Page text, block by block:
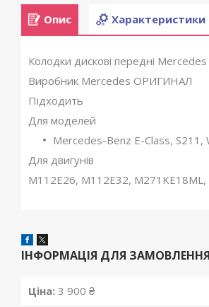
Опис Характеристики
Колодки дискові передні
Виробник Mercedes ОРИГИНАЛ
Підходить
Для моделей
Mercedes-Benz E-Class, S211,
Для двигунів
M112E26, M112E32,
ІНФОРМАЦІЯ ДЛЯ ЗАМОВЛЕННЯ
Ціна: 3 900 ₴